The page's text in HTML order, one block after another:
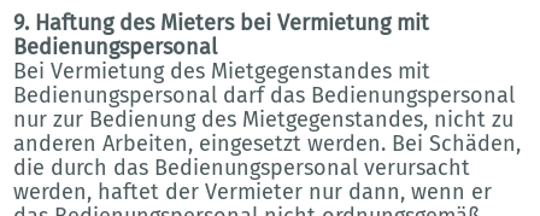
9. Haftung des Mieters bei Vermietung mit
Bedienungspersonal
Bei Vermietung des Mietgegenstandes mit
Bedienungspersonal darf das Bedienungspersonal
nur zur Bedienung des Mietgegenstandes, nicht zu
anderen Arbeiten, eingesetzt werden. Bei Schäden,
die durch das Bedienungspersonal verursacht
werden, haftet der Vermieter nur dann, wenn er